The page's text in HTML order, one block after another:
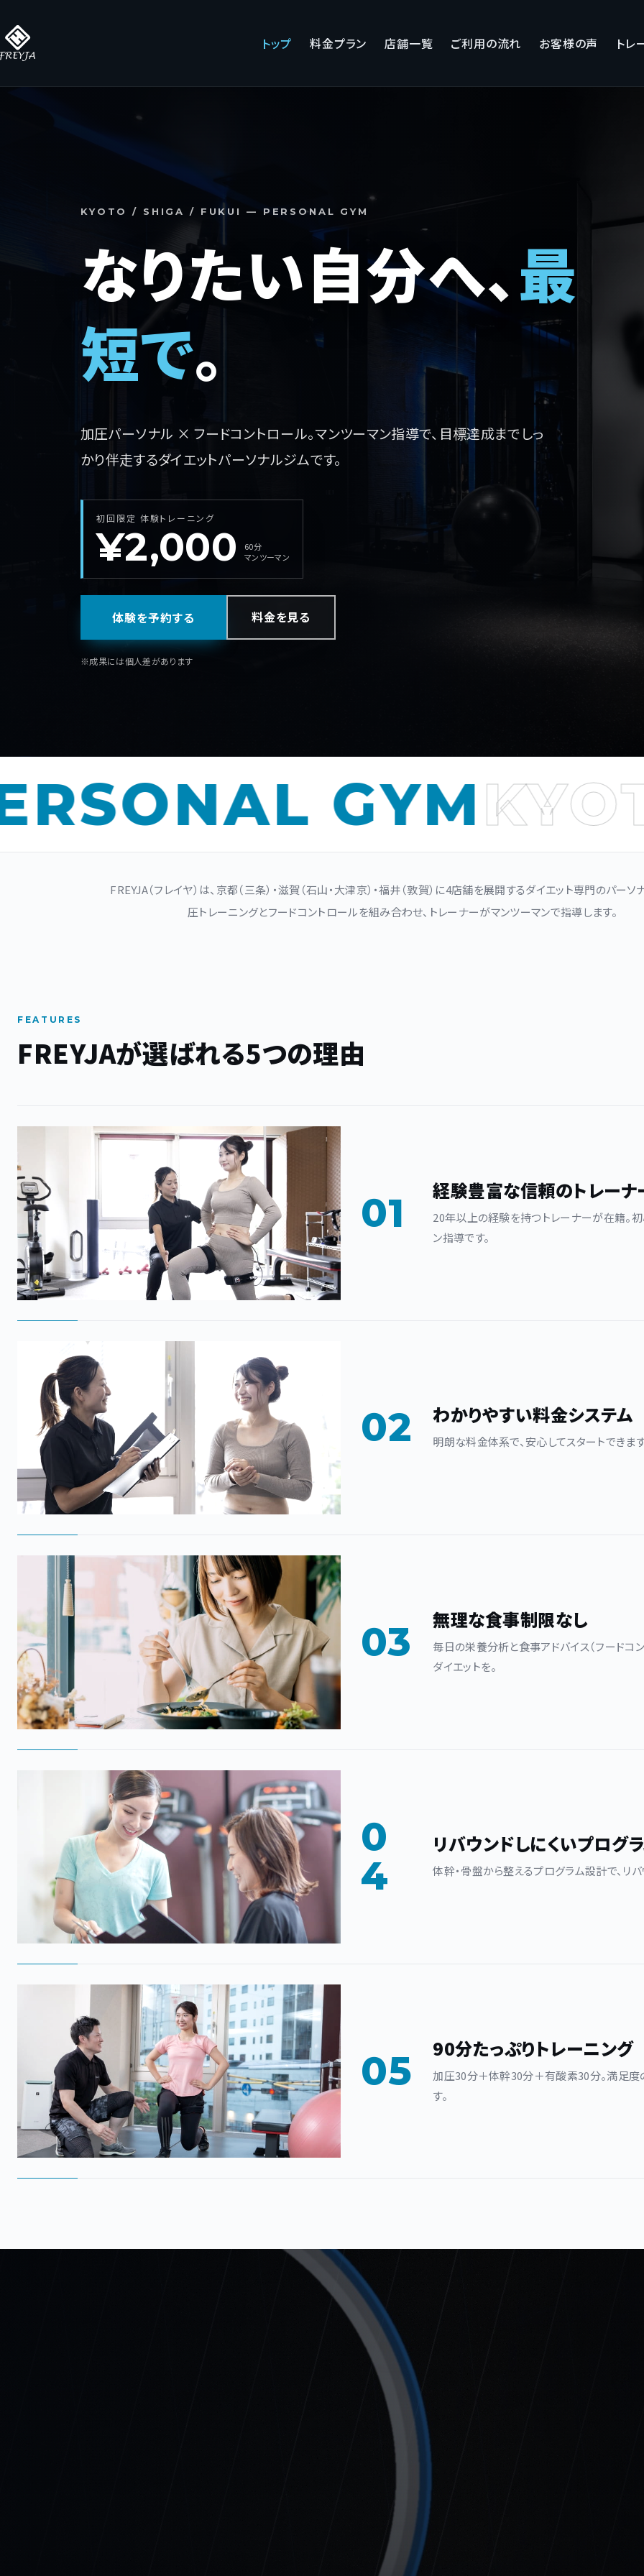
ン
テ
トップ 料金プラン 店舗一覧 ご利用の流れ お客様の声 トレ
KYOTO / SHIGA / FUKUI — PERSONAL GYM
なりたい自分へ、最
短で。
加圧パーソナル × フードコントロール。マンツーマン指導で、目標達成までしっ
かり伴走するダイエットパーソナルジムです。
初回限定 体験トレーニング
¥2,000
60分
マンツーマン
体験を予約する 料金を見る
※成果には個人差があります
GYMKYOTO
FREYJA（フレイヤ）は、京都（三条）・滋賀（石山・大津京）・福井（敦賀）に4店舗を展開するダイエット専門のパーソ
圧トレーニングとフードコントロールを組み合わせ、トレーナーがマンツーマンで指導します。
FEATURES
FREYJAが選ばれる5つの理由
01 経験豊富な信頼のトレーナ
20年以上の経験を持つトレーナーが在籍。
ン指導です。
02 わかりやすい料金システム
明朗な料金体系で、安心してスタートできます
03 無理な食事制限なし
毎日の栄養分析と食事アドバイス（フードコ
ダイエットを。
0
4
リバウンドしにくいプログ
体幹・骨盤から整えるプログラム設計で、リバ
05 90分たっぷりトレーニング
加圧30分＋体幹30分＋有酸素30分。満足度
す。